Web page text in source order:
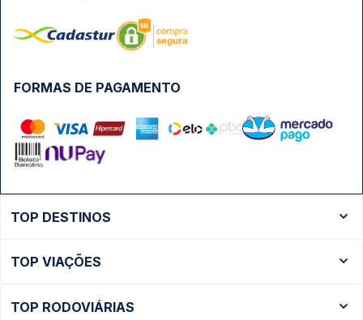
FORMAS DE PAGAMENTO
TOP DESTINOS
Ônibus São Paulo
TOP VIAÇÕES
TOP RODOVIÁRIAS